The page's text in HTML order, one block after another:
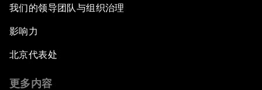
我们的领导团队与组织治理
影响力
北京代表处
更多内容